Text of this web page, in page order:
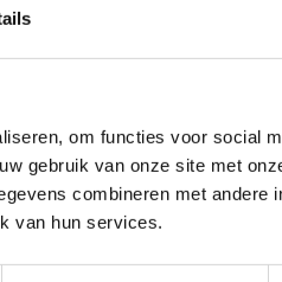
om functies voor social
gebruik van onze site met
combineren met andere
van hun services.